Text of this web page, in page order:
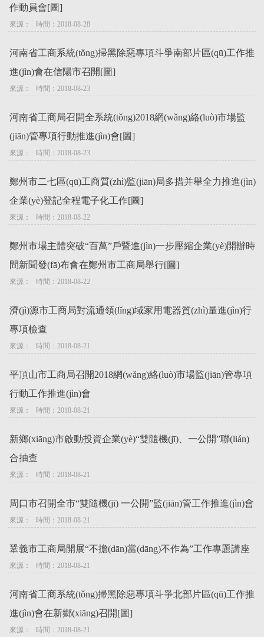
作動員會[圖]
來源：   時間：2018-08-28
河南省工商系統(tǒng)掃黑除惡專項斗爭南部片區(qū)工作推
進(jìn)會在信陽市召開[圖]
來源：   時間：2018-08-23
河南省工商局召開全系統(tǒng)2018網(wǎng)絡(luò)市場監
(jiān)管專項行動推進(jìn)會[圖]
來源：   時間：2018-08-23
鄭州市二七區(qū)工商質(zhì)監(jiān)局多措并舉全力推進(jìn)
企業(yè)登記全程電子化工作[圖]
來源：   時間：2018-08-22
鄭州市場主體突破“百萬”戶暨進(jìn)一步壓縮企業(yè)開辦時
間新聞發(fā)布會在鄭州市工商局舉行[圖]
來源：   時間：2018-08-22
濟(jì)源市工商局對流通領(lǐng)域家用電器質(zhì)量進(jìn)行
專項檢查
來源：   時間：2018-08-21
平頂山市工商局召開2018網(wǎng)絡(luò)市場監(jiān)管專項
行動工作推進(jìn)會
來源：   時間：2018-08-21
新鄉(xiāng)市啟動投資企業(yè)“雙隨機(jī)、一公開”聯(lián)
合抽查
來源：   時間：2018-08-21
周口市召開全市“雙隨機(jī) 一公開”監(jiān)管工作推進(jìn)會
來源：   時間：2018-08-21
鞏義市工商局開展“不擔(dān)當(dāng)不作為”工作專題講座
來源：   時間：2018-08-21
河南省工商系統(tǒng)掃黑除惡專項斗爭北部片區(qū)工作推
進(jìn)會在新鄉(xiāng)召開[圖]
來源：   時間：2018-08-21